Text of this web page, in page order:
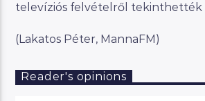
televíziós felvételről tekinthették
(Lakatos Péter, MannaFM)
Reader's opinions